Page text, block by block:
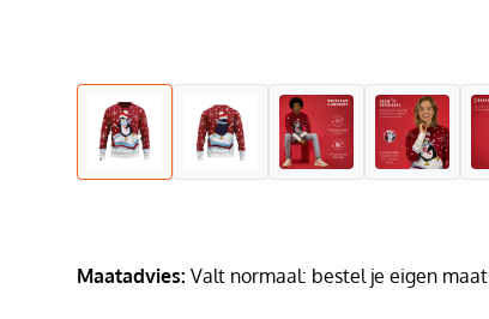
Maatadvies: Valt normaal: bestel je eigen maat